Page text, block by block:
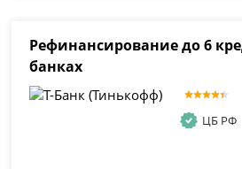
Рефинансирование до 6
банках
ЦБ РФ